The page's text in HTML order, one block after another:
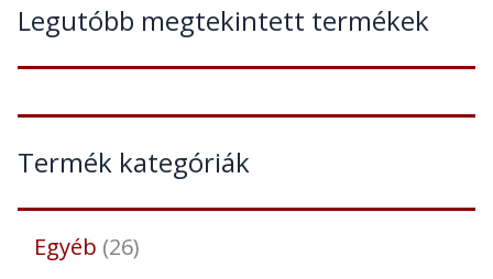
Legutóbb megtekintett termékek
Termék kategóriák
Egyéb 26